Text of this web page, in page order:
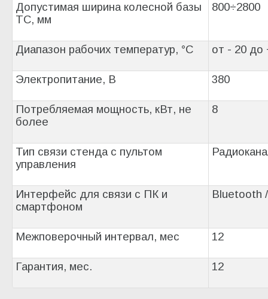
Допустимая ширина колесной базы
ТС, мм
800÷2800
Диапазон рабочих температур, °С от - 20 до
Электропитание, В 380
Потребляемая мощность, кВт, не
более
8
Тип связи стенда с пультом
управления
Интерфейс для связи с ПК и
смартфоном
Bluetooth
Межповерочный интервал, мес 12
Гарантия, мес. 12